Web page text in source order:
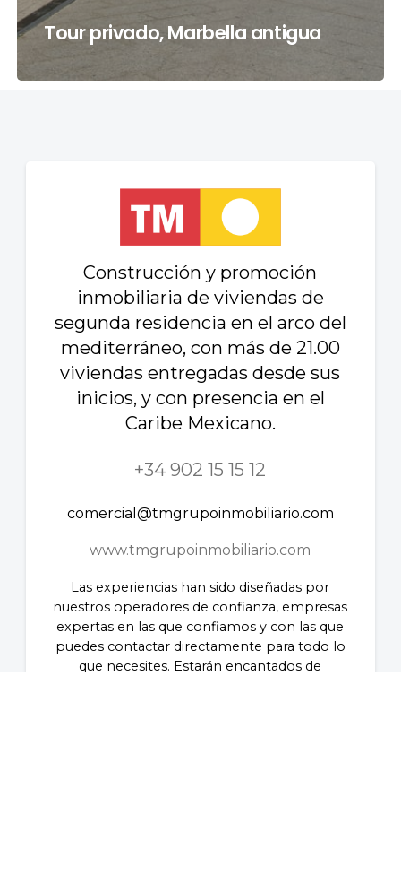
Tour privado, Marbella antigua
Construcción y promoción
inmobiliaria de viviendas de
segunda residencia en el arco del
mediterráneo, con más de 21.00
viviendas entregadas desde sus
inicios, y con presencia en el
Caribe Mexicano.
+34 902 15 15 12
comercial@tmgrupoinmobiliario.com
www.tmgrupoinmobiliario.com
Las experiencias han sido diseñadas por
nuestros operadores de confianza, empresas
expertas en las que confiamos y con las que
puedes contactar directamente para todo lo
que necesites. Estarán encantados de